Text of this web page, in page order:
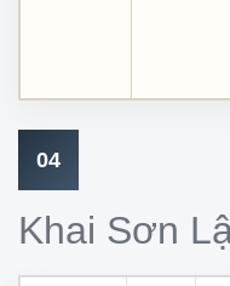
04
Khai Sơn